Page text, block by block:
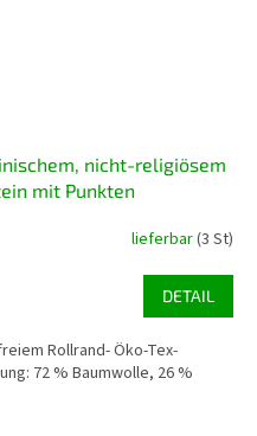
nicht-religiösem
mit Punkten
lieferbar(3 St)
DETAIL
Rollrand- Öko-Tex-
72 % Baumwolle, 26 %